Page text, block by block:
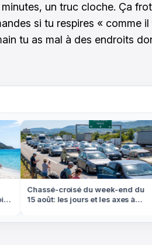
un truc cloche. Ça
si tu respires « comme
tu as mal à des endroits
Chassé-croisé du week-end du
15 août: les jours et les axes à